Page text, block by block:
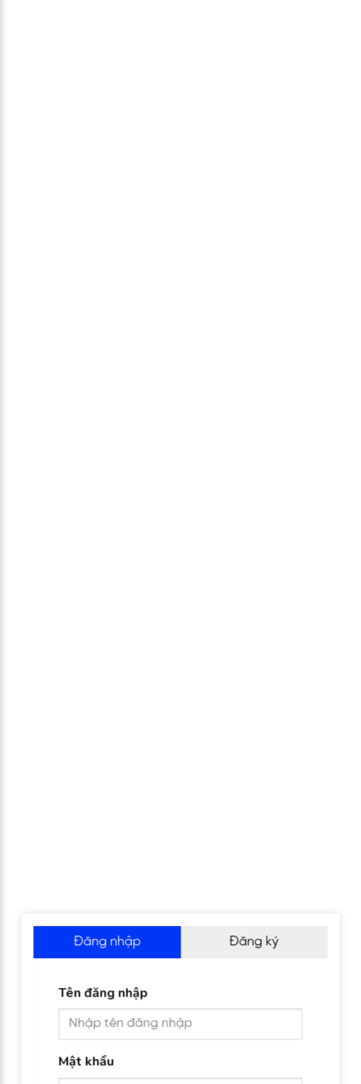
Đăng nhập Đăng ký
Tên đăng nhập
Mật khẩu